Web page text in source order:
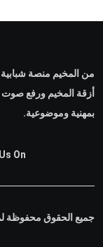
من المخيم منصة
أزقة المخيم ورفع صوت
بمهنية وموضوعية.
On:
جميع الحقوق محفوظة